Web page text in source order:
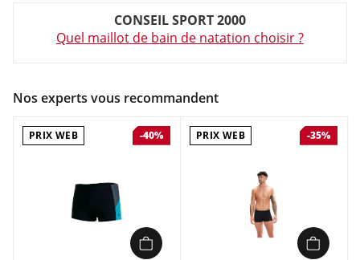
Composition :
80% POLYAMIDE RECYCLE, 20% ELASTHANNE
CONSEIL SPORT 2000
Quel maillot de bain de natation choisir ?
Nos experts vous recommandent
PRIX WEB -40% PRIX WEB -35%